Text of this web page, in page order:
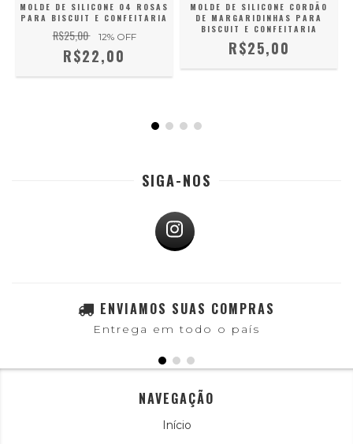
MOLDE DE SILICONE 04 ROSAS
PARA BISCUIT E CONFEITARIA
R$25,00 12% OFF
R$22,00
MOLDE DE SILICONE CORDÃO
DE MARGARIDINHAS PARA
BISCUIT E CONFEITARIA
R$25,00
SIGA-NOS
ENVIAMOS SUAS COMPRAS
Entrega em todo o país
NAVEGAÇÃO
Início